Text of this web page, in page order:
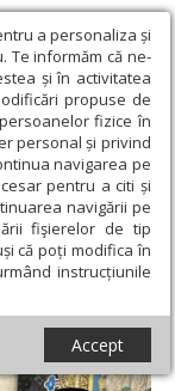
a personaliza și
Te informăm că ne-
și în activitatea
propuse de
fizice în
personal și privind
navigarea pe
pentru a citi și
navigării pe
fişierelor de tip
că poți modifica în
instrucțiunile
Accept
Pomenirea
Vii
la biserica